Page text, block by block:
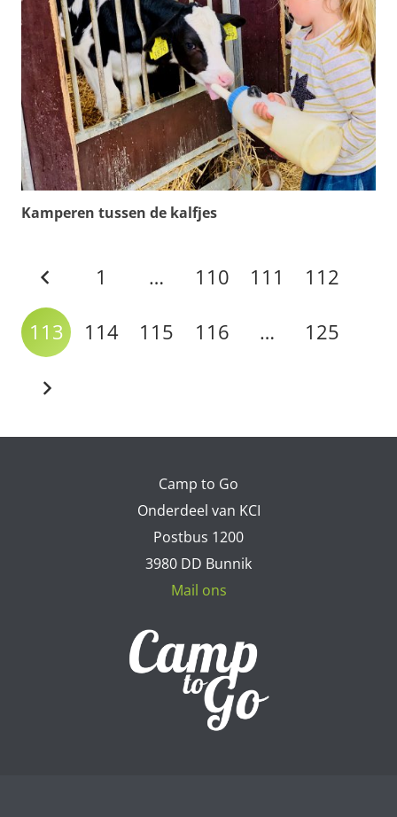
Kamperen tussen de kalfjes
1 … 110 111 112
113 114 115 116 … 125
Camp to Go
Onderdeel van KCI
Postbus 1200
3980 DD Bunnik
Mail ons